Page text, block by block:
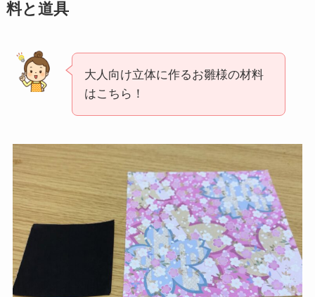
料と道具
大人向け立体に作るお雛様の材料
はこちら！